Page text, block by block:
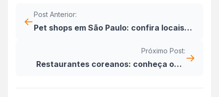
←
Post Anterior:
Pet shops em São Paulo: confira locais
Próximo Post:
Restaurantes coreanos: conheça os 4 →